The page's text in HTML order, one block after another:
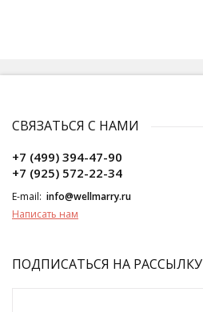
СВЯЗАТЬСЯ С НАМИ
+7 (499) 394-47-90
+7 (925) 572-22-34
E-mail: info@wellmarry.ru
Написать нам
ПОДПИСАТЬСЯ НА РАССЫЛКУ